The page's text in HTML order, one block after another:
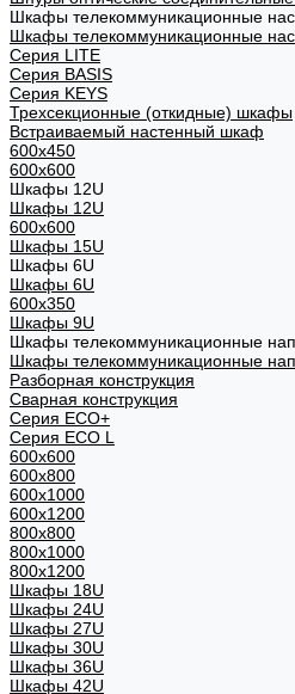
Шкафы телекоммуникационные
Шкафы телекоммуникационные
Cерия LITE
Cерия BASIS
Cерия KEYS
Трехсекционные (откидные) шкафы
Встраиваемый настенный шкаф
600x450
600x600
Шкафы 12U
Шкафы 12U
600x600
Шкафы 15U
Шкафы 6U
Шкафы 6U
600x350
Шкафы 9U
Шкафы телекоммуникационные
Шкафы телекоммуникационные
Разборная конструкция
Сварная конструкция
Серия ECO+
Серия ECO L
600x600
600x800
600х1000
600х1200
800x800
800х1000
800х1200
Шкафы 18U
Шкафы 24U
Шкафы 27U
Шкафы 30U
Шкафы 36U
Шкафы 42U